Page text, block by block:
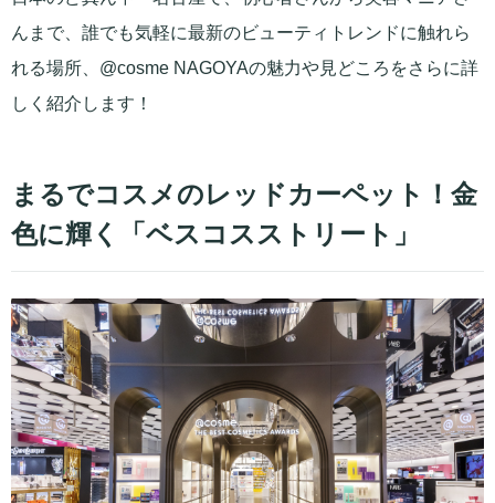
んまで、誰でも気軽に最新のビューティトレンドに触れら
れる場所、@cosme NAGOYAの魅力や見どころをさらに詳
しく紹介します！
まるでコスメのレッドカーペット！金
色に輝く「ベスコスストリート」